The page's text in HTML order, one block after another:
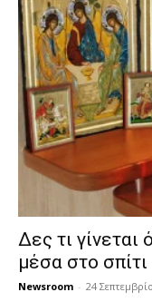
Δες τι γίνεται
μέσα στο
Newsroom - 24